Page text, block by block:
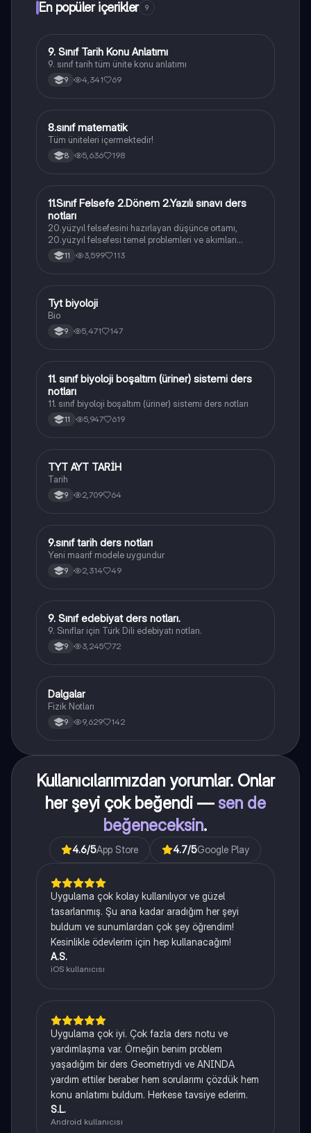
En popüler içerikler 9
Tarih
9. Sınıf Tarih Konu Anlatımı
9. sınıf tarih tüm ünite konu anlatımı
9 4,341 69
8Matematik
8.sınıf matematik
Tüm üniteleri içermektedir!
8 5,636 198
Felsefe
11.Sınıf Felsefe 2.Dönem 2.Yazılı sınavı ders
notları
20.yüzyıl felsefesini hazırlayan düşünce ortamı,
20.yüzyıl felsefesi temel problemleri ve akımları
konularını içermektedir
11 3,599 113
Biyoloji
Tyt biyoloji
Bio
9 5,471 147
Biyoloji
11. sınıf biyoloji boşaltım (üriner) sistemi ders
notları
11. sınıf biyoloji boşaltım (üriner) sistemi ders notları
11 5,947 619
Tarih
TYT AYT TARİH
Tarih
9 2,709 64
Tarih
9.sınıf tarih ders notları
Yeni maarif modele uygundur
9 2,314 49
Türk Dili ve Edebiyatı
9. Sınıf edebiyat ders notları.
9. Sınıflar için Türk Dili edebiyatı notları.
9 3,245 72
Fizik
Dalgalar
Fizik Notları
9 9,629 142
Kullanıcılarımızdan yorumlar. Onlar
her şeyi çok beğendi — sen de
beğeneceksin.
4.6/5App Store 4.7/5Google Play
Uygulama çok kolay kullanılıyor ve güzel
tasarlanmış. Şu ana kadar aradığım her şeyi
buldum ve sunumlardan çok şey öğrendim!
Kesinlikle ödevlerim için hep kullanacağım!
A.S.
iOS kullanıcısı
Uygulama çok iyi. Çok fazla ders notu ve
yardımlaşma var. Örneğin benim problem
yaşadığım bir ders Geometriydi ve ANINDA
yardım ettiler beraber hem sorularımı çözdük hem
konu anlatımı buldum. Herkese tavsiye ederim.
S.L.
Android kullanıcısı